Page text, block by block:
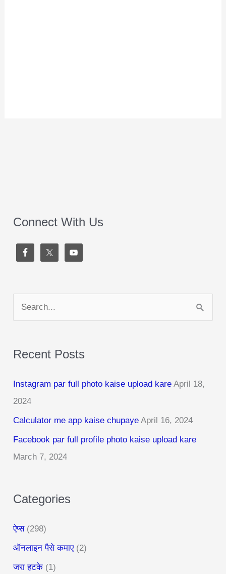
Connect With Us
e
r
h
f
o
r
:
Recent Posts
Instagram par full photo kaise upload kare April 18,
2024
Calculator me app kaise chupaye April 16, 2024
Facebook par full profile photo kaise upload kare
March 7, 2024
Categories
ऐप्स(298)
ऑनलाइन पैसे कमाए(2)
जरा हटके (1)